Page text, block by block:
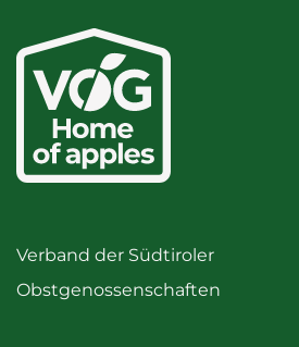
Verband der Südtiroler
Obstgenossenschaften